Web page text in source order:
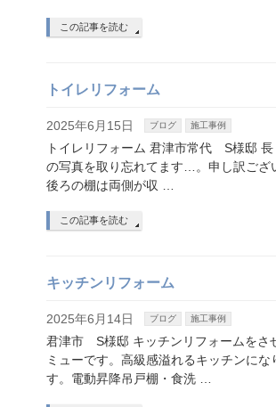
この記事を読む
トイレリフォーム
2025年6月15日 ブログ 施工事例
トイレリフォーム 君津市常代 S様邸
の写真を取り忘れてます…。申し訳ござ
後ろの棚は両側が収 …
この記事を読む
キッチンリフォーム
2025年6月14日 ブログ 施工事例
君津市 S様邸 キッチンリフォームをさ
ミューです。高級感溢れるキッチンに
す。電動昇降吊戸棚・食洗 …